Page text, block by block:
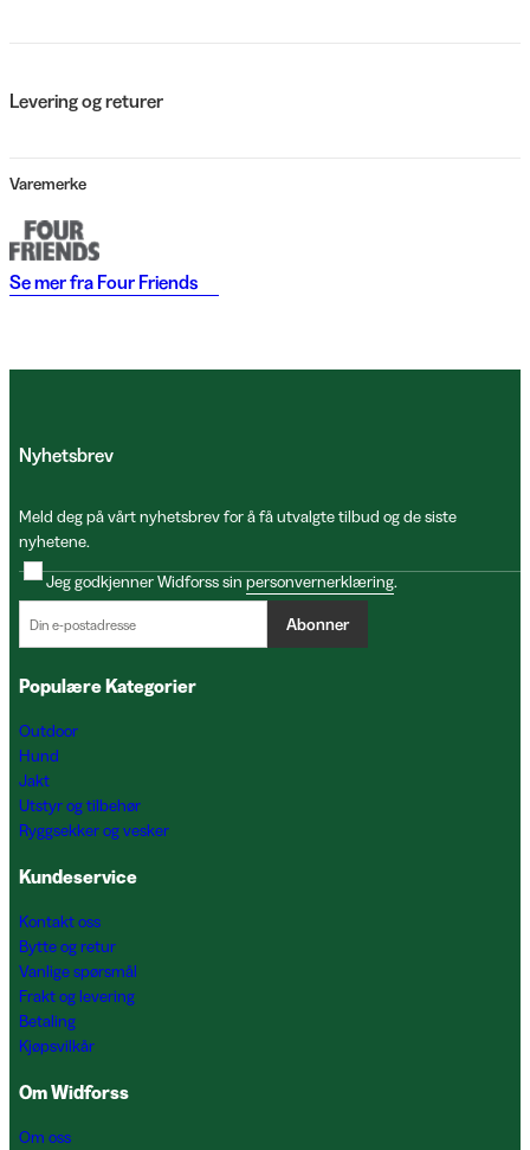
Levering og returer
Varemerke
Se mer fra Four Friends
Nyhetsbrev
Meld deg på vårt nyhetsbrev for å få utvalgte tilbud og de siste
nyhetene.
Jeg godkjenner Widforss sin personvernerklæring.
Abonner
Populære Kategorier
Outdoor
Hund
Jakt
Utstyr og tilbehør
Ryggsekker og vesker
Kundeservice
Kontakt oss
Bytte og retur
Vanlige spørsmål
Frakt og levering
Betaling
Kjøpsvilkår
Om Widforss
Om oss